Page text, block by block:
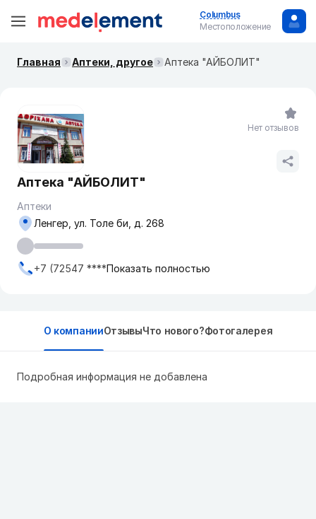
Columbus
Местоположение
Главная Аптеки, другое Аптека "АЙБОЛИТ"
Аптека "АЙБОЛИТ"
Аптеки
Ленгер, ул. Толе би, д. 268
+7 (72547 ****Показать полностью
Нет отзывов
О компанииОтзывыЧто нового?Фотогалерея
Подробная информация не добавлена